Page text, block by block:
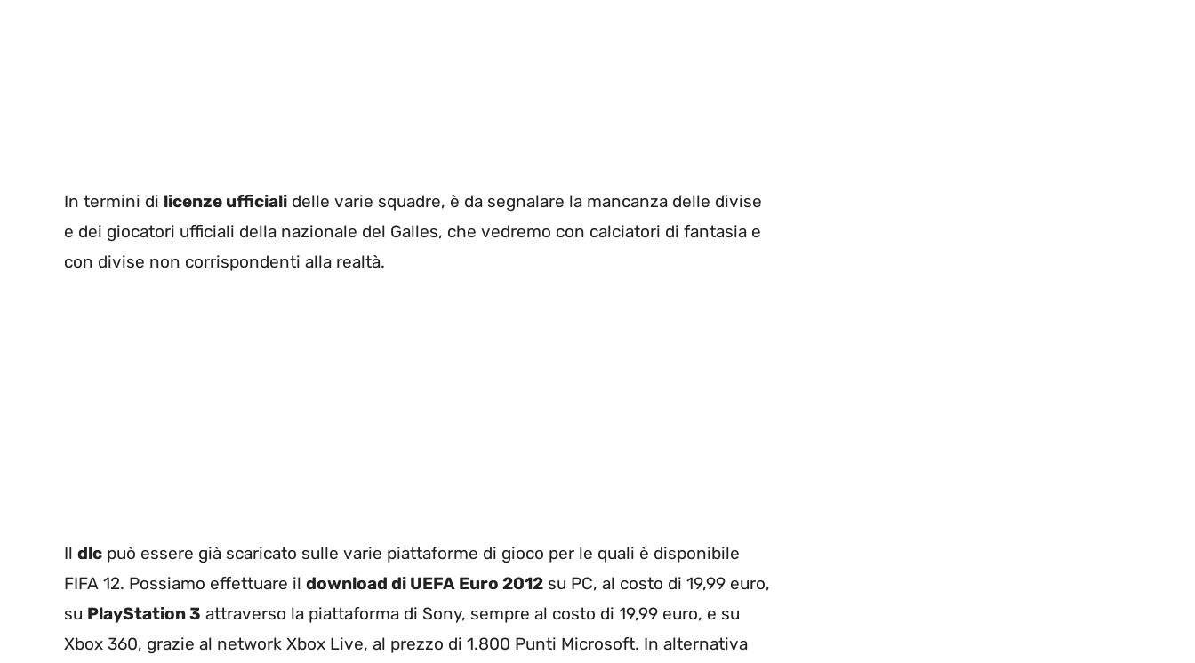
In termini di licenze ufficiali delle varie squadre, è da segnalare la mancanza delle divise
e dei giocatori ufficiali della nazionale del Galles, che vedremo con calciatori di fantasia e
con divise non corrispondenti alla realtà.
Il dlc può essere già scaricato sulle varie piattaforme di gioco per le quali è disponibile
FIFA 12. Possiamo effettuare il download di UEFA Euro 2012 su PC, al costo di 19,99 euro,
su PlayStation 3 attraverso la piattaforma di Sony, sempre al costo di 19,99 euro, e su
Xbox 360, grazie al network Xbox Live, al prezzo di 1.800 Punti Microsoft. In alternativa